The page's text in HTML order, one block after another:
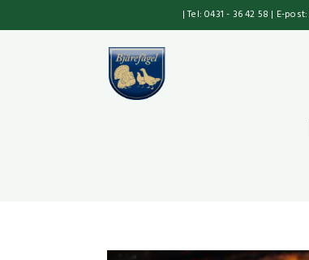
| Tel: 0431 - 36 42 58 | E-